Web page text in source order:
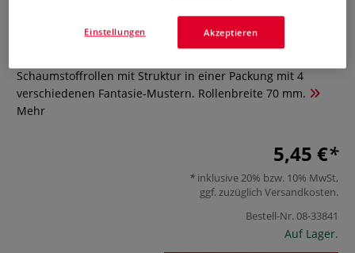
Schaumstoffrollen mit Struktur
0 Bewertungen
Schaumstoffrollen mit Struktur in einer Packung mit 4
verschiedenen Fantasie-Mustern. Rollenbreite 70 mm.
Mehr
5,45 €
inklusive 20% bzw. 10% MwSt,
ggf. zuzüglich Versandkosten.
Bestell-Nr.08-33841
Auf Lager.
Akzeptieren
Einstellungen